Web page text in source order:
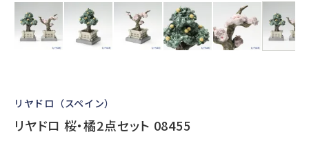
リヤドロ（スペイン）
リヤドロ 桜・橘2点セット 08455